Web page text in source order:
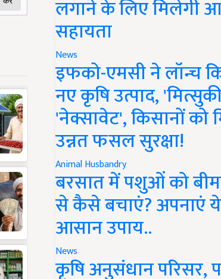
लगाने के लिए मिलेगी
सहायता
News
इफको-एमसी ने लॉन्च
नए कृषि उत्पाद,
'नेक्सावेट', किसानों को
उन्नत फसल सुरक्षा!
Animal Husbandry
बरसात में पशुओं को
से कैसे बचाएं? अपनाएं
आसान उपाय..
News
कृषि अनुसंधान परिसर,